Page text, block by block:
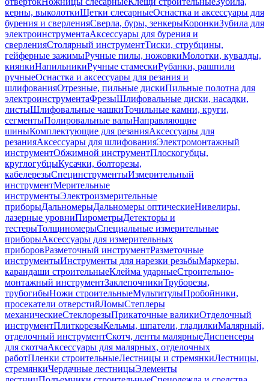
керны, выколоткиЩетки слесарныеОснастка и аксессуары для
бурения и сверленияСверла, буры, зенкерыКоронкиЗубила для
электроинструментаАксессуары для бурения и
сверленияСтолярный инструментТиски, струбцины,
гейферные зажимыРучные пилы, ножовкиМолотки, кувалды,
киянкиНапильникиРучные стамескиРубанки, рашпили
ручныеОснастка и аксессуары для резания и
шлифованияОтрезные, пильные дискиПильные полотна для
электроинструментаФрезыШлифовальные диски, насадки,
листыШлифовальные чашкиТочильные камни, круги,
сегментыПолировальные валыНаправляющие
шиныКомплектующие для резанияАксессуары для
резанияАксессуары для шлифованияЭлектромонтажный
инструментОбжимной инструментПлоскогубцы,
круглогубцыКусачки, болторезы,
кабелерезыСпецинструментыИзмерительный
инструментМерительные
инструментыЭлектроизмерительные
приборыДальномерыДальномеры оптическиеНивелиры,
лазерные уровниПирометрыДетекторы и
тестерыТолщиномерыСпециальные измерительные
приборыАксессуары для измерительных
приборовРазметочный инструментРазметочные
инструментыИнструменты для нарезки резьбыМаркеры,
карандаши строительныеКлейма ударныеСтроительно-
монтажный инструментЗаклепочникиТруборезы,
трубогибыНожи строительныеМультитулыПробойники,
просекатели отверстийЛомыСтеплеры
механическиеСтеклорезыПрикаточные валикиОтделочный
инструментПлиткорезыКельмы, шпатели, гладилкиМалярный,
отделочный инструментСкотч, ленты малярныеДиспенсеры
для скотчаАксессуары для малярных, отделочных
работПленки строительныеЛестницы и стремянкиЛестницы,
стремянкиЧердачные лестницыЭлементы